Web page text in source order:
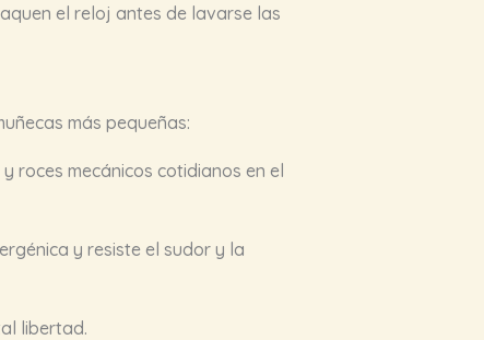
el reloj antes de lavarse las
más pequeñas:
roces mecánicos cotidianos en el
y resiste el sudor y la
libertad.